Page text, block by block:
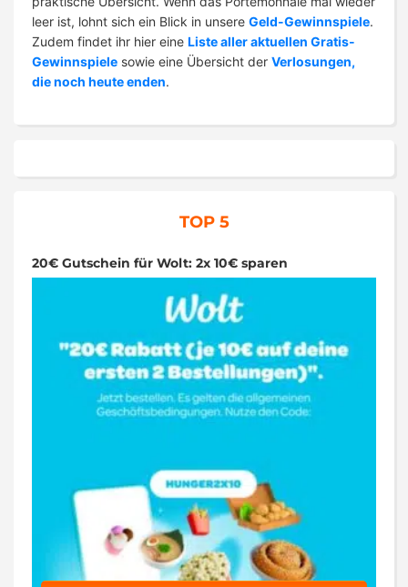
leer ist, lohnt sich ein Blick in unsere Geld-Gewinnspiele.
Zudem findet ihr hier eine Liste aller aktuellen Gratis-
Gewinnspiele sowie eine Übersicht der Verlosungen,
die noch heute enden.
TOP 5
20€ Gutschein für Wolt: 2x 10€ sparen